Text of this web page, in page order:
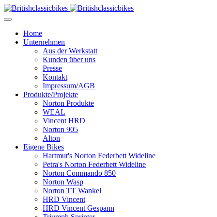
Home
Unternehmen
Aus der Werkstatt
Kunden über uns
Presse
Kontakt
Impressum/AGB
Produkte/Projekte
Norton Produkte
WEAL
Vincent HRD
Norton 905
Alton
Eigene Bikes
Hartmut's Norton Federbett Wideline
Petra's Norton Federbett Wideline
Norton Commando 850
Norton Wasp
Norton TT Wankel
HRD Vincent
HRD Vincent Gespann